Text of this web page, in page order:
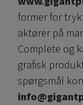
former for
aktører på
Complete og
grafisk
spørgsmål